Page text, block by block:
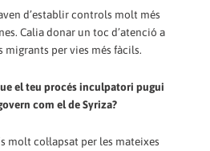
d’establir controls molt més
Calia donar un toc d’atenció a
migrants per vies més fàcils.
el teu procés inculpatori pugui
com el de Syriza?
molt col·lapsat per les mateixes